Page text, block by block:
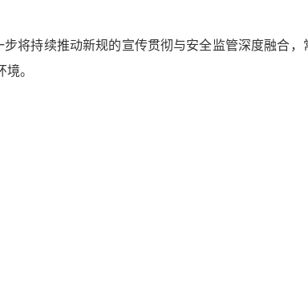
将持续推动新规的宣传贯彻与安全监管深度融合，
。